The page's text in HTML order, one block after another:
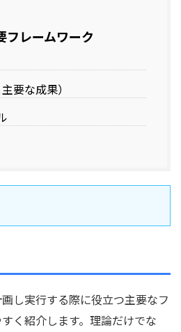
フレームワーク
要な成果）
し実行する際に役立つ主要なフ
く紹介します。理論だけでな